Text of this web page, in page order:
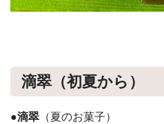
滴翠（初夏から）
●滴翠 （夏のお菓子）